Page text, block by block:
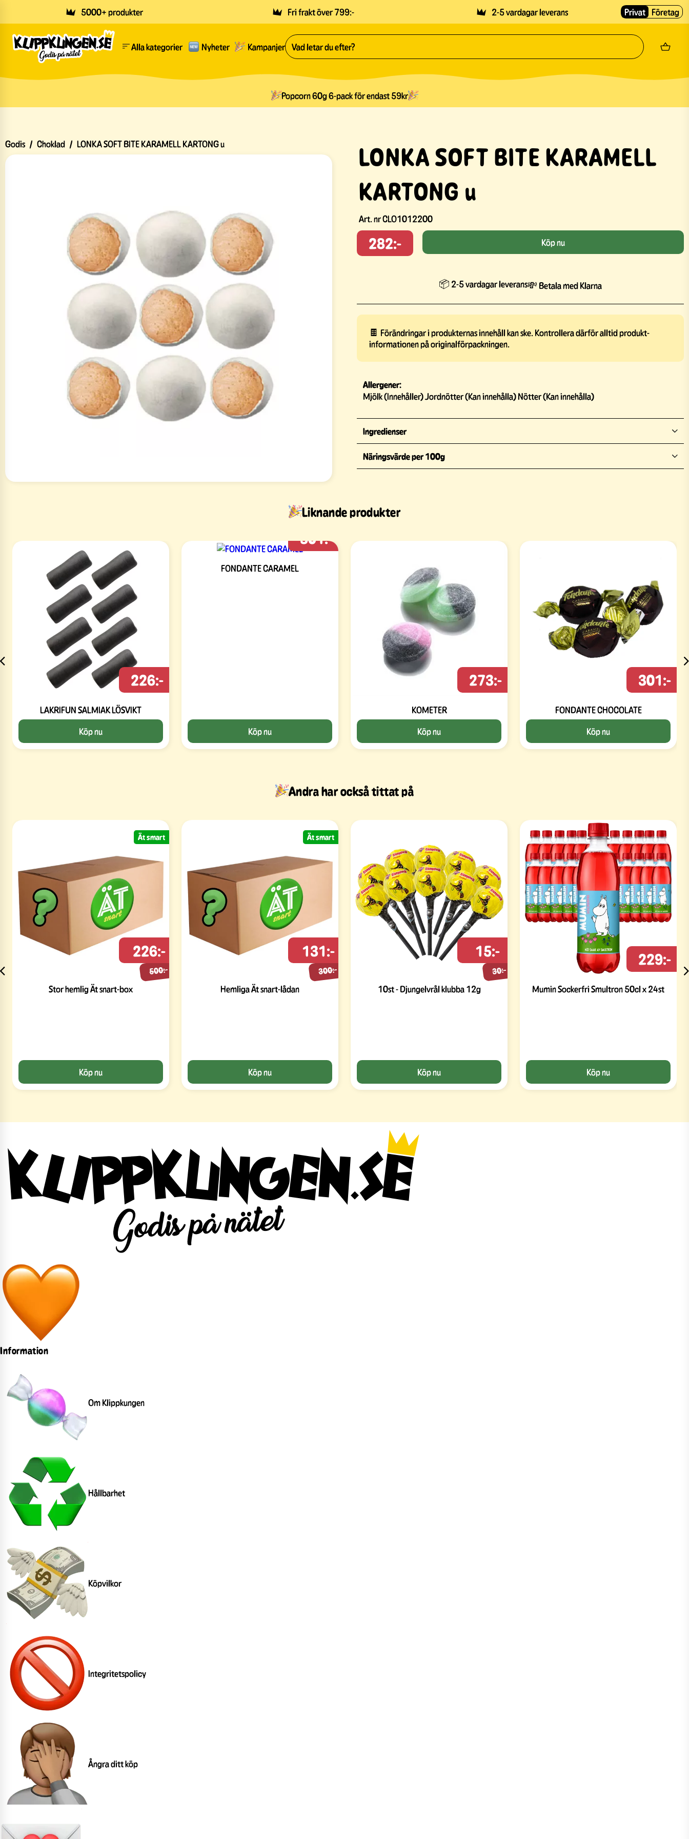
5000+ produkter Fri frakt över 799:- 2-5 vardagar leverans Privat Företag
Alla kategorier Nyheter Kampanjer
Popcorn 60g 6-pack för endast 59kr
Godis / Choklad / LONKA SOFT BITE KARAMELL KARTONG u
LONKA SOFT BITE KARAMELL
KARTONG u
Art. nrCLO1012200
282:- Köp nu
📦 2-5 vardagar leverans💸 Betala med Klarna
🍫 Förändringar i produkternas innehåll kan ske. Kontrollera därför alltid produkt-
informationen på originalförpackningen.
Allergener:
Mjölk (Innehåller) Jordnötter (Kan innehålla) Nötter (Kan innehålla)
Ingredienser
Näringsvärde per 100g
Liknande produkter
LAKRIFUN SALMIAK LÖSVIKT
226:-
Köp nu
FONDANTE CARAMEL
301:-
Köp nu
KOMETER
273:-
Köp nu
FONDANTE CHOCOLATE
301:-
Köp nu
Andra har också tittat på
Stor hemlig Ät snart-box
500:-
226:-
Köp nu
Ät smart
Hemliga Ät snart-lådan
300:-
131:-
Köp nu
Ät smart
10st - Djungelvrål klubba 12g
30:-
15:-
Köp nu
Mumin Sockerfri Smultron 50cl x 24st
229:-
Köp nu
Information
Om Klippkungen
Hållbarhet
Köpvilkor
Integritetspolicy
Ångra ditt köp